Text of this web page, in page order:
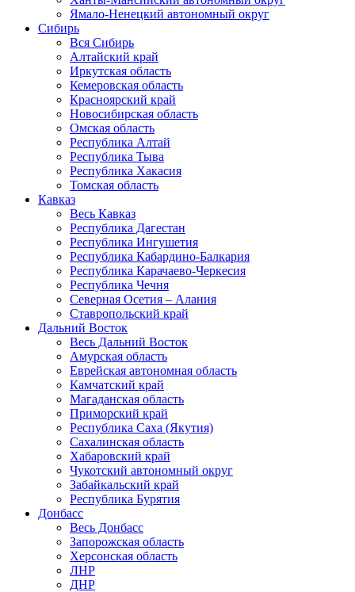
Ямало-Ненецкий автономный округ
Сибирь
Вся Сибирь
Алтайский край
Иркутская область
Кемеровская область
Красноярский край
Новосибирская область
Омская область
Республика Алтай
Республика Тыва
Республика Хакасия
Томская область
Кавказ
Весь Кавказ
Республика Дагестан
Республика Ингушетия
Республика Кабардино-Балкария
Республика Карачаево-Черкесия
Республика Чечня
Северная Осетия – Алания
Ставропольский край
Дальний Восток
Весь Дальний Восток
Амурская область
Еврейская автономная область
Камчатский край
Магаданская область
Приморский край
Республика Саха (Якутия)
Сахалинская область
Хабаровский край
Чукотский автономный округ
Забайкальский край
Республика Бурятия
Донбасс
Весь Донбасс
Запорожская область
Херсонская область
ЛНР
ДНР